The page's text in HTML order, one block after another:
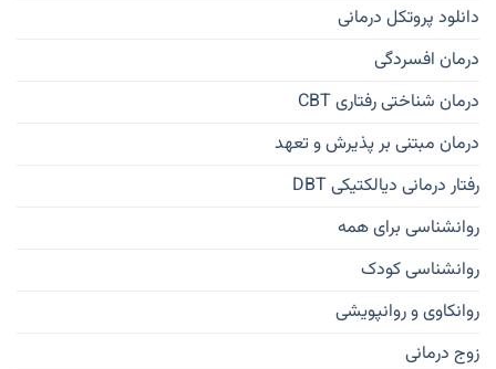
دانلود پروتکل درمانی
درمان افسردگی
درمان شناختی رفتاری CBT
درمان مبتنی بر پذیرش و تعهد
رفتار درمانی دیالکتیکی DBT
روانشناسی برای همه
روانشناسی کودک
روانکاوی و روانپویشی
زوج درمانی